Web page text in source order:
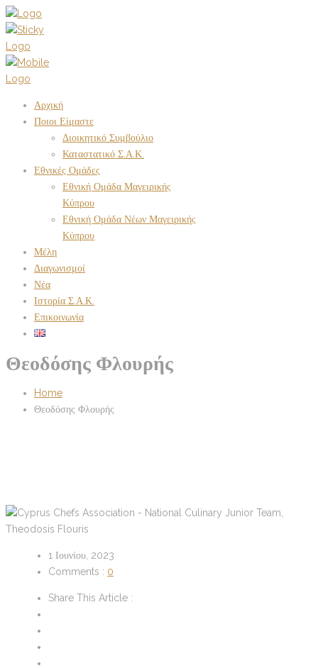
Αρχική
Ποιοι Είμαστε
Διοικητικό Συμβούλιο
Καταστατικό Σ.Α.Κ.
Εθνικές Ομάδες
Εθνική Ομάδα Μαγειρικής
Κύπρου
Εθνική Ομάδα Νέων Μαγειρικής
Κύπρου
Μέλη
Διαγωνισμοί
Νέα
Ιστορία Σ.Α.Κ.
Επικοινωνία
Θεοδόσης Φλουρής
Home
Θεοδόσης Φλουρής
1 Ιουνίου, 2023
Comments : 0
Share This Article :